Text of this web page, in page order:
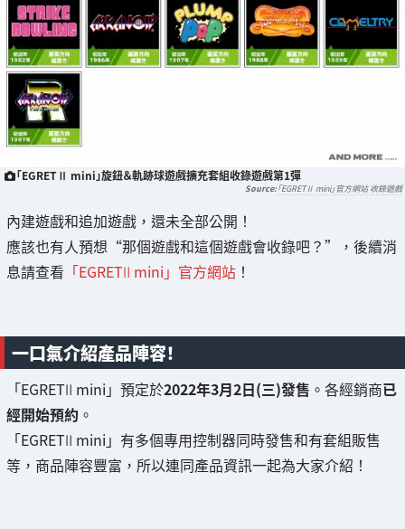
「EGRETⅡ mini」旋鈕＆軌跡球遊戲擴充套組收錄遊戲第1彈
「EGRETⅡ mini」官方網站 收錄遊戲
內建遊戲和追加遊戲，還未全部公開！
應該也有人預想“那個遊戲和這個遊戲會收錄吧？”，後續消
息請查看 「EGRETⅡ mini」官方網站 ！
一口氣介紹產品陣容！
「EGRETⅡ mini」預定於2022年3月2日(三)發售 。各經銷商已
經開始預約 。
「EGRETⅡ mini」有多個專用控制器同時發售和有套組販售
等，商品陣容豐富，所以連同產品資訊一起為大家介紹！